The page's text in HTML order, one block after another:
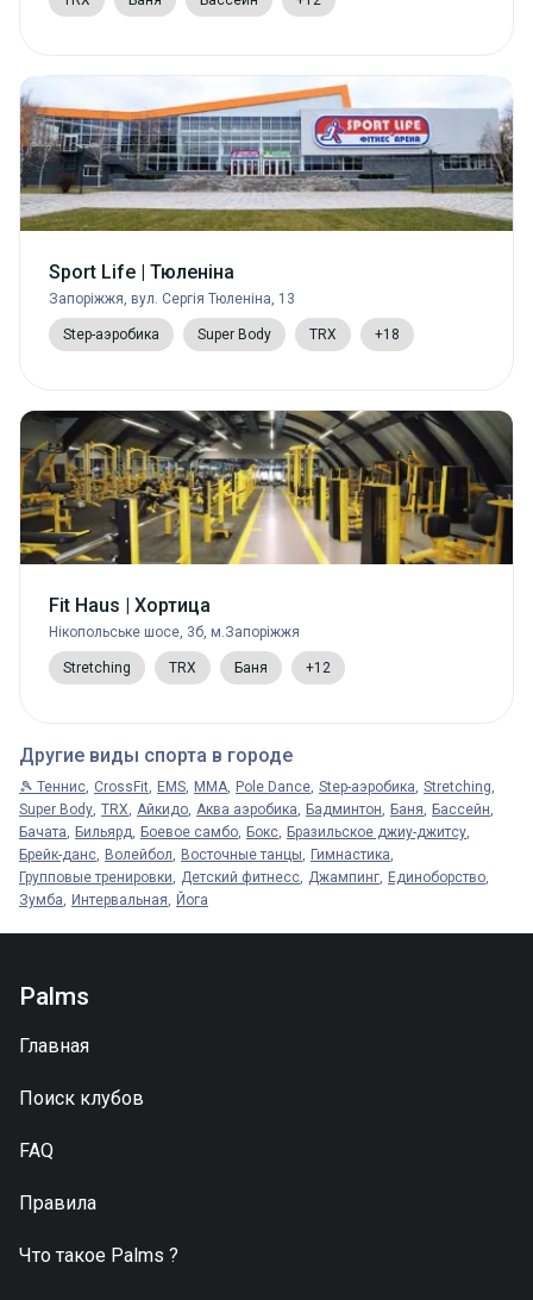
Sport Life | Тюленіна
Запоріжжя, вул. Сергія Тюленіна, 13
Step-аэробика Super Body TRX +18
Fit Haus | Хортица
Нікопольське шосе, 3б, м.Запоріжжя
Stretching TRX Баня +12
Другие виды спорта в городе
🎾 Теннис CrossFit EMS MMA Pole Dance Step-аэробика Stretching
Super Body TRX Айкидо Аква аэробика Бадминтон Баня Бассейн
Бачата Бильярд Боевое самбо Бокс Бразильское джиу-джитсу
Брейк-данс Волейбол Восточные танцы
Гимнастика
Групповые тренировки
Детский фитнесс Джампинг Единоборство
Зумба
Интервальная Йога
Palms
Главная
Поиск клубов
FAQ
Правила
Что такое Palms ?